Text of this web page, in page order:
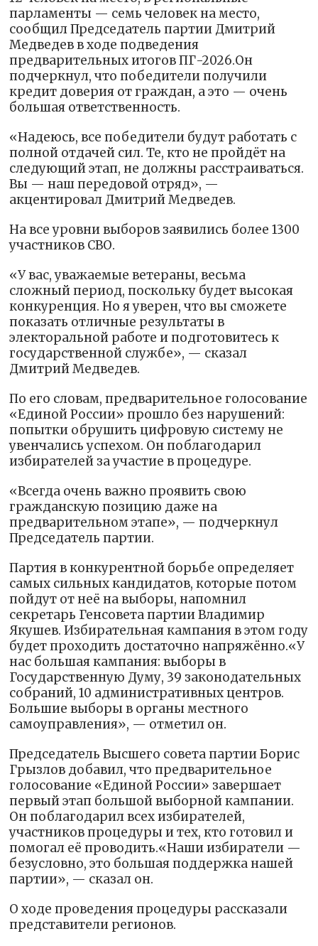
парламенты — семь человек на место,
сообщил Председатель партии Дмитрий
Медведев в ходе подведения
предварительных итогов ПГ-2026.Он
подчеркнул, что победители получили
кредит доверия от граждан, а это — очень
большая ответственность.
«Надеюсь, все победители будут работать с
полной отдачей сил. Те, кто не пройдёт на
следующий этап, не должны расстраиваться.
Вы — наш передовой отряд», —
акцентировал Дмитрий Медведев.
На все уровни выборов заявились более 1300
участников СВО.
«У вас, уважаемые ветераны, весьма
сложный период, поскольку будет высокая
конкуренция. Но я уверен, что вы сможете
показать отличные результаты в
электоральной работе и подготовитесь к
государственной службе», — сказал
Дмитрий Медведев.
По его словам, предварительное голосование
«Единой России» прошло без нарушений:
попытки обрушить цифровую систему не
увенчались успехом. Он поблагодарил
избирателей за участие в процедуре.
«Всегда очень важно проявить свою
гражданскую позицию даже на
предварительном этапе», — подчеркнул
Председатель партии.
Партия в конкурентной борьбе определяет
самых сильных кандидатов, которые потом
пойдут от неё на выборы, напомнил
секретарь Генсовета партии Владимир
Якушев. Избирательная кампания в этом году
будет проходить достаточно напряжённо.«У
нас большая кампания: выборы в
Государственную Думу, 39 законодательных
собраний, 10 административных центров.
Большие выборы в органы местного
самоуправления», — отметил он.
Председатель Высшего совета партии Борис
Грызлов добавил, что предварительное
голосование «Единой России» завершает
первый этап большой выборной кампании.
Он поблагодарил всех избирателей,
участников процедуры и тех, кто готовил и
помогал её проводить.«Наши избиратели —
безусловно, это большая поддержка нашей
партии», — сказал он.
О ходе проведения процедуры рассказали
представители регионов.